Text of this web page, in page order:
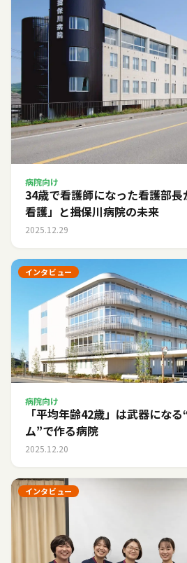
病院向け
34歳で看護師になった看護部
看護」と揖保川病院の未来
2025.12.29
インタビュー
病院向け
「平均年齢42歳」は武器になる
ム”で作る病院
2025.12.20
インタビュー